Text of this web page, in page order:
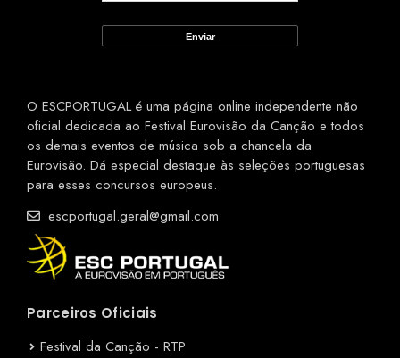
O ESCPORTUGAL é uma página online independente não
oficial dedicada ao Festival Eurovisão da Canção e todos
os demais eventos de música sob a chancela da
Eurovisão. Dá especial destaque às seleções portuguesas
para esses concursos europeus.
escportugal.geral@gmail.com
Parceiros Oficiais
Festival da Canção - RTP